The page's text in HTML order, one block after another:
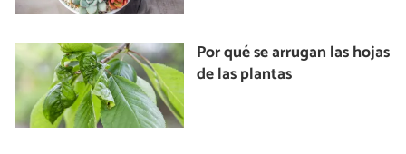
Por qué se arrugan las hojas
de las plantas